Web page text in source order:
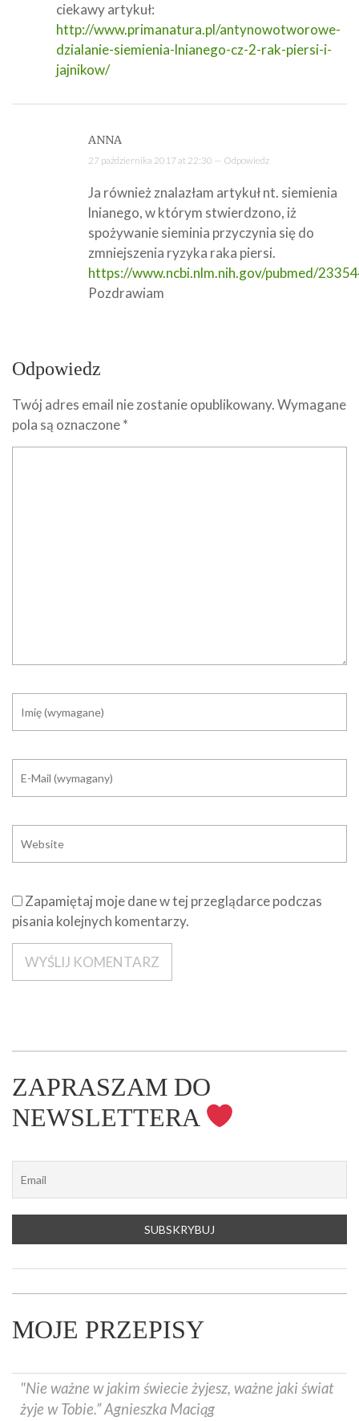
ciekawy artykuł:
http://www.primanatura.pl/antynowotworowe-
dzialanie-siemienia-lnianego-cz-2-rak-piersi-i-
jajnikow/
ANNA
27 października 2017 at 22:30 — Odpowiedz
Ja również znalazłam artykuł nt. siemienia
lnianego, w którym stwierdzono, iż
spożywanie sieminia przyczynia się do
zmniejszenia ryzyka raka piersi.
https://www.ncbi.nlm.nih.gov/pubmed/
Pozdrawiam
Odpowiedz
Twój adres email nie zostanie opublikowany.Wymagane
pola są oznaczone*
Zapamiętaj moje dane w tej przeglądarce podczas
pisania kolejnych komentarzy.
ZAPRASZAM DO
NEWSLETTERA
MOJE PRZEPISY
"Nie ważne w jakim świecie żyjesz, ważne jaki świat
żyje w Tobie.” Agnieszka Maciąg